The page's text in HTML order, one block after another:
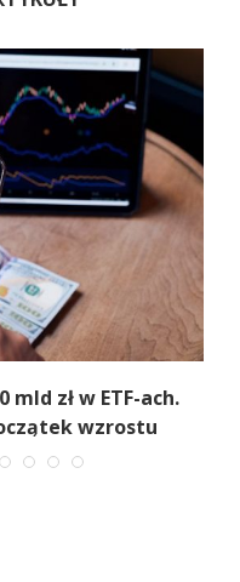
zł w ETF-ach.
wzrostu